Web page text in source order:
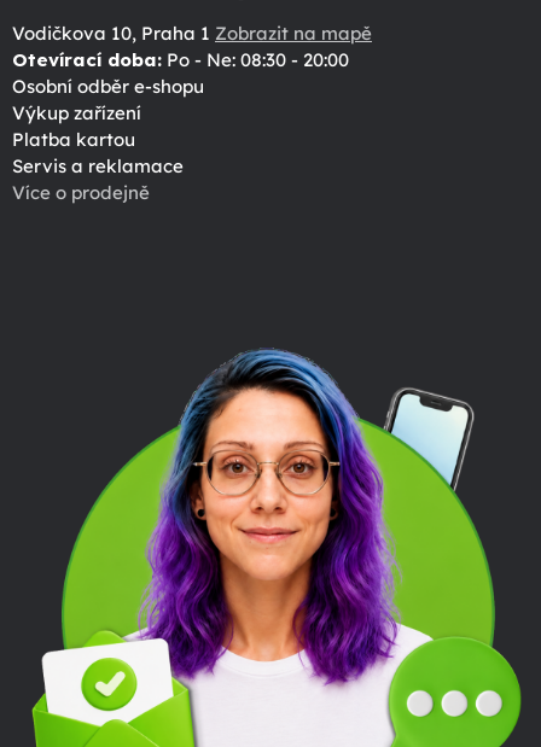
Vodičkova 10, Praha 1 Zobrazit na mapě
Otevírací doba: Po - Ne: 08:30 - 20:00
Osobní odběr e-shopu
Výkup zařízení
Platba kartou
Servis a reklamace
Více o prodejně